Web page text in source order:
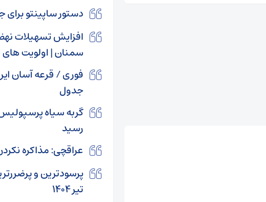
دستور ساپینتو
افزایش تسهیلات
سمنان | اولویت
جدول
گربه سیاه
رسید
عراقچی: مذاکره
تیر ۱۴۰۴